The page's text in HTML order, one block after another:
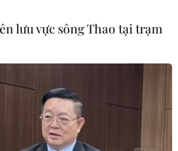
thân đối tượng
đám đông ở
lưu vực sông Thao tại trạm